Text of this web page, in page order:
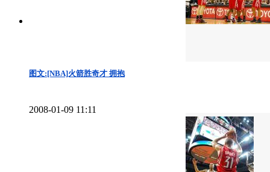
图文:[NBA]火箭胜奇才 拥抱
2008-01-09 11:11